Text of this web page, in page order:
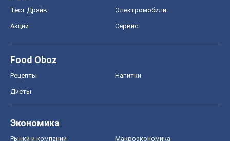
Тест Драйв Электромобили
Акции Сервис
Food Oboz
Рецепты Напитки
Диеты
Экономика
Рынки и компании Mакроэкономика